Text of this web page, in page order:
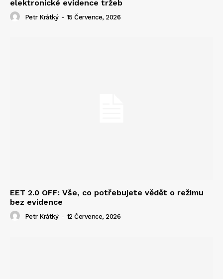
elektronické evidence tržeb
Petr Krátký - 15 Července, 2026
EET 2.0 OFF: Vše, co potřebujete vědět o režimu
bez evidence
Petr Krátký - 12 Července, 2026